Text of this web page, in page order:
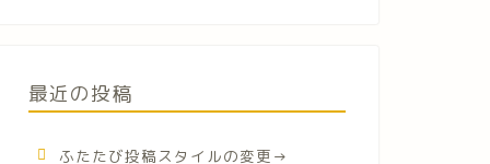
最近の投稿
ふたたび投稿スタイルの変更→